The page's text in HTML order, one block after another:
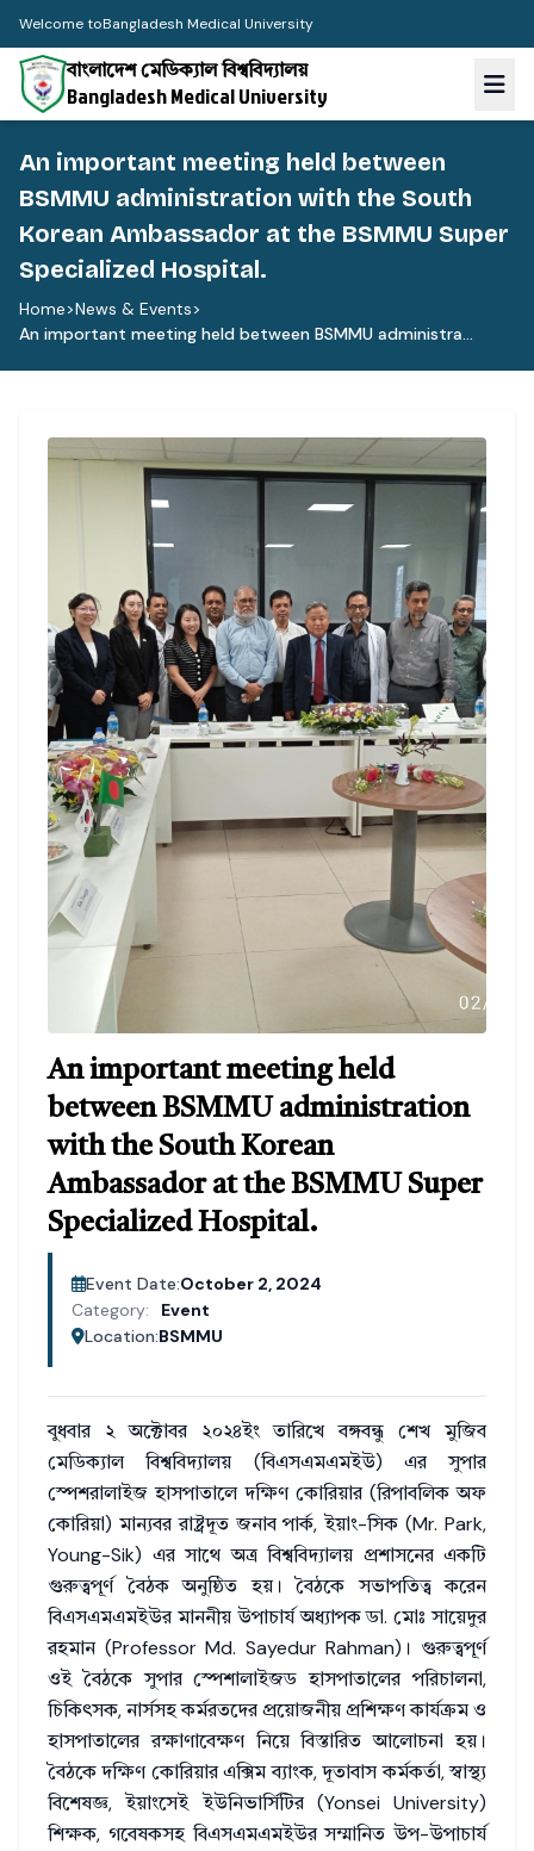
Welcome toBangladesh Medical University
বাংলাদেশ মেডিক্যাল বিশ্ববিদ্যালয়
Bangladesh Medical University
An important meeting held between
BSMMU administration with the South
Korean Ambassador at the BSMMU Super
Specialized Hospital.
Home>News & Events>
An important meeting held between BSMMU administra...
An important meeting held
between BSMMU administration
with the South Korean
Ambassador at the BSMMU Super
Specialized Hospital.
Event Date:October 2, 2024
Category:
Event
Location:BSMMU
বুধবার ২ অক্টোবর ২০২৪ইং তারিখে বঙ্গবন্ধু শেখ মুজিব
মেডিক্যাল বিশ্ববিদ্যালয় (বিএসএমএমইউ) এর সুপার
স্পেশরালাইজ হাসপাতালে দক্ষিণ কোরিয়ার (রিপাবলিক অফ
কোরিয়া) মান্যবর রাষ্ট্রদূত জনাব পার্ক, ইয়াং-সিক (Mr. Park,
Young-Sik) এর সাথে অত্র বিশ্ববিদ্যালয় প্রশাসনের একটি
গুরুত্বপূর্ণ বৈঠক অনুষ্ঠিত হয়। বৈঠকে সভাপতিত্ব করেন
বিএসএমএমইউর মাননীয় উপাচার্য অধ্যাপক ডা. মোঃ সায়েদুর
রহমান (Professor Md. Sayedur Rahman)। গুরুত্বপূর্ণ
ওই বৈঠকে সুপার স্পেশালাইজড হাসপাতালের পরিচালনা,
চিকিৎসক, নার্সসহ কর্মরতদের প্রয়োজনীয় প্রশিক্ষণ কার্যক্রম ও
হাসপাতালের রক্ষাণাবেক্ষণ নিয়ে বিস্তারিত আলোচনা হয়।
বৈঠকে দক্ষিণ কোরিয়ার এক্সিম ব্যাংক, দূতাবাস কর্মকর্তা, স্বাস্থ্য
বিশেষজ্ঞ, ইয়াংসেই ইউনিভার্সিটির (Yonsei University)
শিক্ষক, গবেষকসহ বিএসএমএমইউর সম্মানিত উপ-উপাচার্য